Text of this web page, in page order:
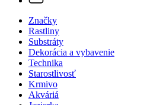
Značky
Rastliny
Substráty
Dekorácia a vybavenie
Technika
Starostlivosť
Krmivo
Akváriá